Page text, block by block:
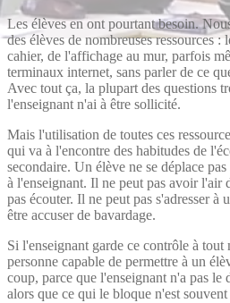
Les élèves en ont pourtant besoin.
des élèves de nombreuses ressources :
cahier, de l'affichage au mur, parfois
terminaux internet, sans parler de ce
Avec tout ça, la plupart des questions
l'enseignant n'ai à être sollicité.
Mais l'utilisation de toutes ces
qui va à l'encontre des habitudes de
secondaire. Un élève ne se déplace
à l'enseignant. Il ne peut pas avoir l'air
pas écouter. Il ne peut pas s'adresser à
être accuser de bavardage.
Si l'enseignant garde ce contrôle à tout
personne capable de permettre à un
coup, parce que l'enseignant n'a pas
alors que ce qui le bloque n'est